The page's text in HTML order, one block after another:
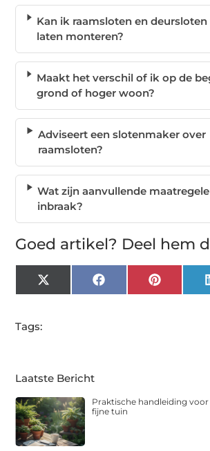
Kan ik raamsloten en
laten monteren?
Maakt het verschil of ik op de
grond of hoger woon?
Adviseert een slotenmaker over
raamsloten?
Wat zijn aanvullende
inbraak?
Goed artikel? Deel hem
X
(Twitter)
FacebookPinterest
Tags:
Laatste Bericht
Praktische handleiding voor
fijne tuin